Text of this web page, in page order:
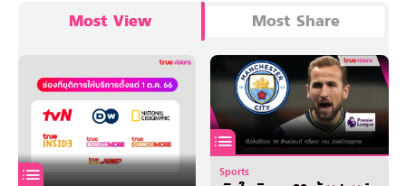
Most View Most Share
Sports